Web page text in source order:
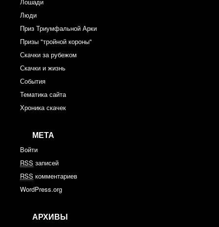
Лошади
Люди
Приз Триумфальной Арки
Призы "тройной короны"
Скачки за рубежом
Скачки и жизнь
События
Тематика сайта
Хроника скачек
МЕТА
Войти
RSS записей
RSS комментариев
WordPress.org
АРХИВЫ